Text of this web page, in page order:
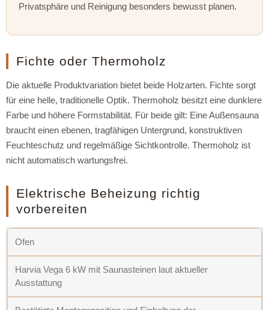
Privatsphäre und Reinigung besonders bewusst planen.
Fichte oder Thermoholz
Die aktuelle Produktvariation bietet beide Holzarten. Fichte sorgt
für eine helle, traditionelle Optik. Thermoholz besitzt eine dunklere
Farbe und höhere Formstabilität. Für beide gilt: Eine Außensauna
braucht einen ebenen, tragfähigen Untergrund, konstruktiven
Feuchteschutz und regelmäßige Sichtkontrolle. Thermoholz ist
nicht automatisch wartungsfrei.
Elektrische Beheizung richtig
vorbereiten
Ofen
Harvia Vega 6 kW mit Saunasteinen laut aktueller
Ausstattung